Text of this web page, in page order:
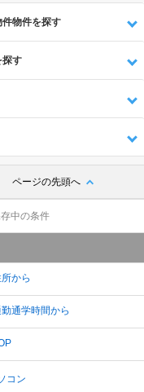
物件を探す
探す
ページの先頭へ
中の条件
から
勤通学時間から
コン